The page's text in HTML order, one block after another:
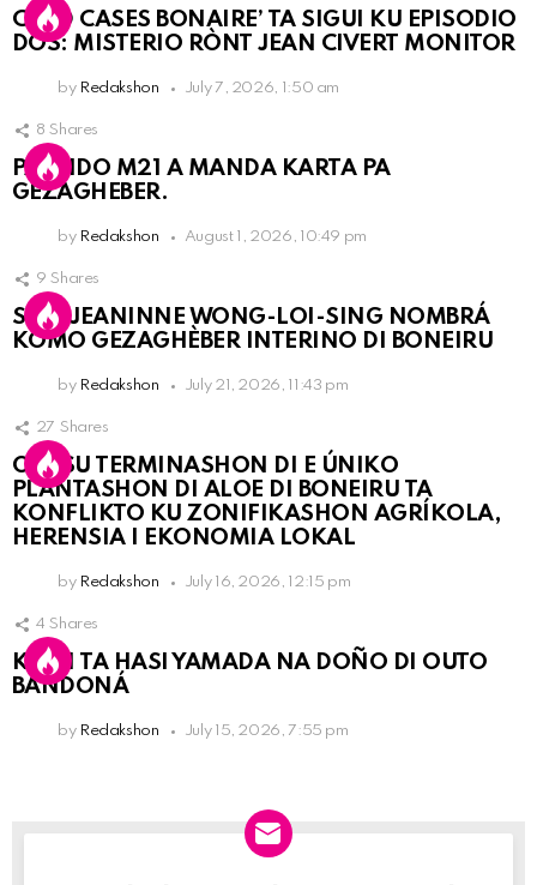
COLD CASES BONAIRE’ TA SIGUI KU EPISODIO
DOS: MISTERIO RÒNT JEAN CIVERT MONITOR
by Redakshon July 7, 2026, 1:50 am
8 Shares
PARTIDO M21 A MANDA KARTA PA
GEZAGHEBER.
by Redakshon August 1, 2026, 10:49 pm
9 Shares
SRA. JEANINNE WONG-LOI-SING NOMBRÁ
KOMO GEZAGHÈBER INTERINO DI BONEIRU
by Redakshon July 21, 2026, 11:43 pm
27 Shares
OLB SU TERMINASHON DI E ÚNIKO
PLANTASHON DI ALOE DI BONEIRU TA
KONFLIKTO KU ZONIFIKASHON AGRÍKOLA,
HERENSIA I EKONOMIA LOKAL
by Redakshon July 16, 2026, 12:15 pm
4 Shares
KPCN TA HASI YAMADA NA DOÑO DI OUTO
BANDONÁ
by Redakshon July 15, 2026, 7:55 pm